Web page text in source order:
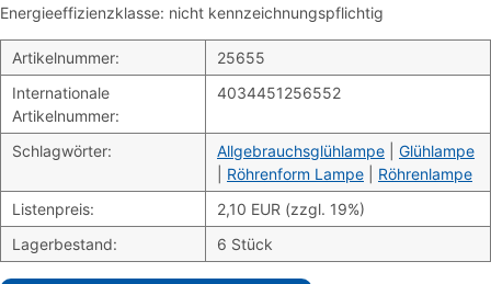
Energieeffizienzklasse: nicht kennzeichnungspflichtig
Artikelnummer:
25655
Internationale
Artikelnummer:
4034451256552
Schlagwörter: Allgebrauchsglühlampe
Glühlampe
Röhrenform Lampe
Röhrenlampe
Listenpreis:
2,10 EUR (zzgl. 19%)
Lagerbestand:
6 Stück